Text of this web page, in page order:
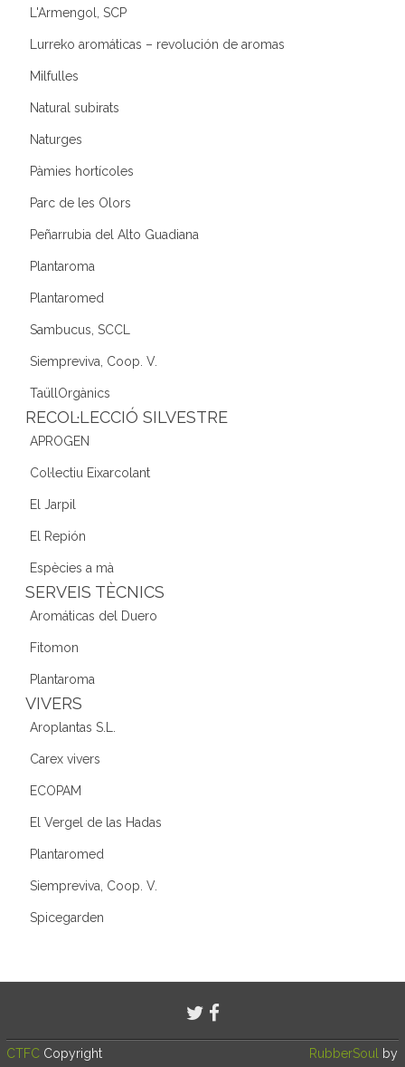
L'Armengol, SCP
Lurreko aromáticas – revolución de aromas
Milfulles
Natural subirats
Naturges
Pàmies hortícoles
Parc de les Olors
Peñarrubia del Alto Guadiana
Plantaroma
Plantaromed
Sambucus, SCCL
Siempreviva, Coop. V.
TaüllOrgànics
RECOL·LECCIÓ SILVESTRE
APROGEN
Col·lectiu Eixarcolant
El Jarpil
El Repión
Espècies a mà
SERVEIS TÈCNICS
Aromáticas del Duero
Fitomon
Plantaroma
VIVERS
Aroplantas S.L.
Carex vivers
ECOPAM
El Vergel de las Hadas
Plantaromed
Siempreviva, Coop. V.
Spicegarden
CTFC Copyright RubberSoul by